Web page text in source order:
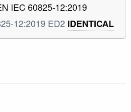
IEC 60825-12:2019
12:2019 ED2 IDENTICAL